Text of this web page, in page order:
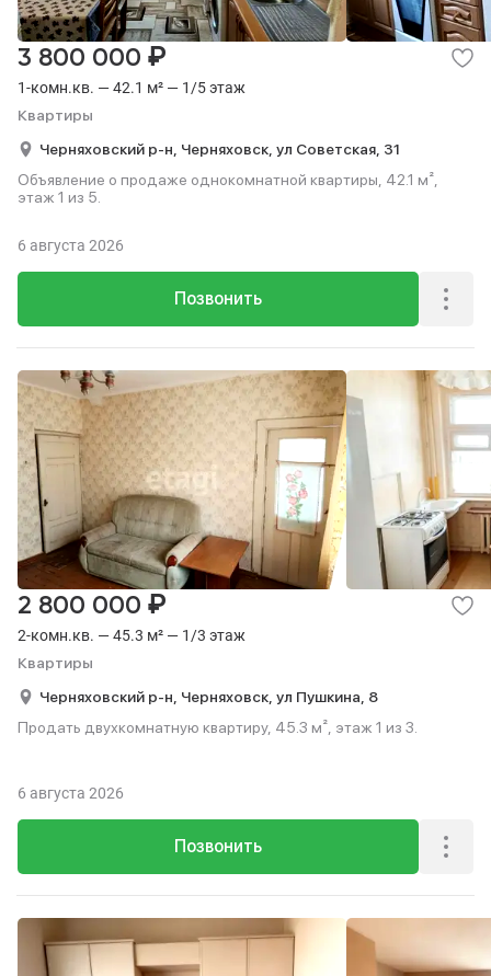
1-комн.кв. — 42.1 м² — 1/5 этаж
Квартиры
3 800 000 ₽
Черняховский р-н, Черняховск, ул Советская, 31
Объявление о продаже однокомнатной квартиры, 42.1 м²,
этаж 1 из 5.
Позвонить
6 августа 2026
2-комн.кв. — 45.3 м² — 1/3 этаж
Квартиры
2 800 000 ₽
Черняховский р-н, Черняховск, ул Пушкина, 8
Продать двухкомнатную квартиру, 45.3 м², этаж 1 из 3.
Позвонить
6 августа 2026